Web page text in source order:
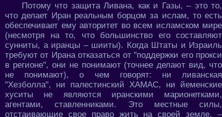
Потому что защита Ливана, как и Газы, – это то,
что делает Иран реальным борцом за ислам, то есть
обеспечивает ему авторитет во всем исламском мире
(несмотря на то, что большинство его составляют
сунниты, а иранцы – шииты). Когда Штаты и Израиль
требуют от Ирана отказаться от "поддержки его прокси
в регионе", они не понимают (точнее делают вид, что
не понимают), о чем говорят: ни ливанская
"Хезболла", ни палестинский ХАМАС, ни йеменские
хуситы не являются иранскими марионетками,
агентами, ставленниками. Это местные силы,
отстаивающие свое право жить на своей земле, –